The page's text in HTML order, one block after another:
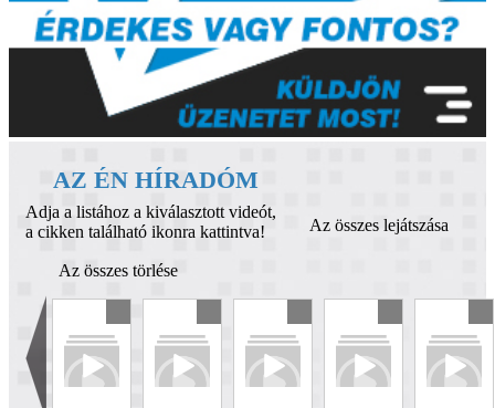
AZ ÉN HÍRADÓM
Adja a listához a kiválasztott videót,
a cikken található ikonra kattintva!
Az összes lejátszása
Az összes törlése